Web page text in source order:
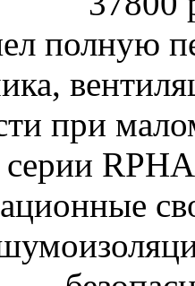
полную
при